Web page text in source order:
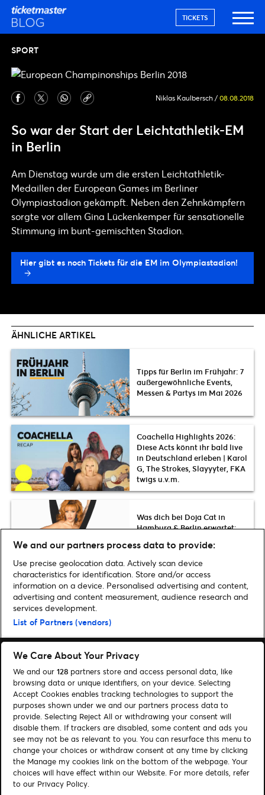
TICKETS
SPORT
Niklas Kaulbersch / 08.08.2018
So war der Start der Leichtathletik-EM
in Berlin
Am Dienstag wurde um die ersten Leichtathletik-
Medaillen der European Games im Berliner
Olympiastadion gekämpft. Neben den Zehnkämpfern
sorgte vor allem Gina Lückenkemper für sensationelle
Stimmung im bunt-gemischten Stadion.
Hier gibt es noch Tickets für die EM im Olympiastadion!
ÄHNLICHE ARTIKEL
Tipps für Berlin im Frühjahr: 7
außergewöhnliche Events,
Messen & Partys im Mai 2026
Coachella Highlights 2026:
Diese Acts könnt ihr bald live
in Deutschland erleben | Karol
G, The Strokes, Slayyyter, FKA
twigs u.v.m.
Was dich bei Doja Cat in
Hamburg & Berlin erwartet:
World Tour 2026
Home»Sport»So war der Start der Leichtathletik-EM in Berlin
Suchen
Cookie-Einwilligungstool
Autor*innen
Kontakt
Impressum
Tickets
Folge uns:
We and our partners process data to provide:
Use precise geolocation data. Actively scan device
characteristics for identification. Store and/or access
information on a device. Personalised advertising and content,
advertising and content measurement, audience research and
services development.
List of Partners (vendors)
We Care About Your Privacy
We and our 128 partners store and access personal data, like
browsing data or unique identifiers, on your device. Selecting
Accept Cookies enables tracking technologies to support the
purposes shown under we and our partners process data to
provide. Selecting Reject All or withdrawing your consent will
disable them. If trackers are disabled, some content and ads you
see may not be as relevant to you. You can resurface this menu to
change your choices or withdraw consent at any time by clicking
the Manage my cookies link on the bottom of the webpage. Your
choices will have effect within our Website. For more details, refer
to our Privacy Policy.